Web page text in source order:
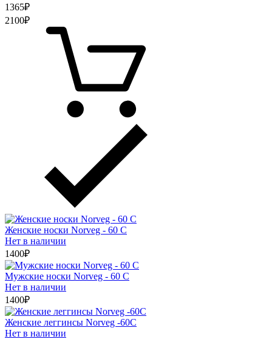
1365₽
2100₽
Женские носки Norveg - 60 С
Нет в наличии
1400₽
Мужские носки Norveg - 60 С
Нет в наличии
1400₽
Женские леггинсы Norveg -60С
Нет в наличии